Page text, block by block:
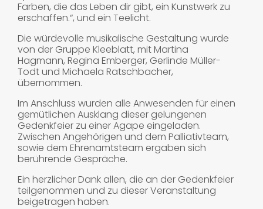
Farben, die das Leben dir gibt, ein Kunstwerk zu
erschaffen.“, und ein Teelicht.
Die würdevolle musikalische Gestaltung wurde
von der Gruppe Kleeblatt, mit Martina
Hagmann, Regina Emberger, Gerlinde Müller-
Todt und Michaela Ratschbacher,
übernommen.
Im Anschluss wurden alle Anwesenden für einen
gemütlichen Ausklang dieser gelungenen
Gedenkfeier zu einer Agape eingeladen.
Zwischen Angehörigen und dem Palliativteam,
sowie dem Ehrenamtsteam ergaben sich
berührende Gespräche.
Ein herzlicher Dank allen, die an der Gedenkfeier
teilgenommen und zu dieser Veranstaltung
beigetragen haben.